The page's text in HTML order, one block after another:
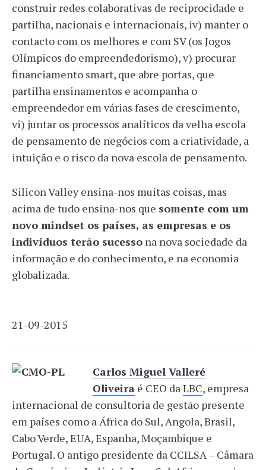
construir redes colaborativas de reciprocidade e
partilha, nacionais e internacionais, iv) manter o
contacto com os melhores e com SV (os Jogos
Olímpicos do empreendedorismo), v) procurar
financiamento smart, que abre portas, que
partilha ensinamentos e acompanha o
empreendedor em várias fases de crescimento,
vi) juntar os processos analíticos da velha escola
de pensamento de negócios com a criatividade, a
intuição e o risco da nova escola de pensamento.
Silicon Valley ensina-nos muitas coisas, mas
acima de tudo ensina-nos que somente com um
novo mindset os países, as empresas e os
indivíduos terão sucesso na nova sociedade da
informação e do conhecimento, e na economia
globalizada.
21-09-2015
Carlos Miguel Valleré
Oliveira é CEO daLBC, empresa
internacional de consultoria de gestão presente
em países como a África do Sul, Angola, Brasil,
Cabo Verde, EUA, Espanha, Moçambique e
Portugal. O antigo presidente da CCILSA – Câmara